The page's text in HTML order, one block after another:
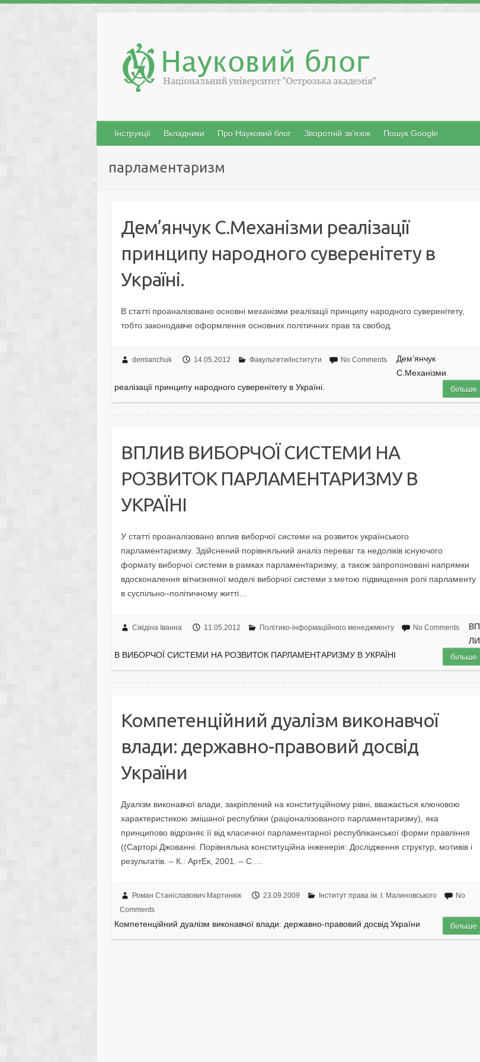
content
Інструкції Вкладники Про Науковий блог Зворотній зв’язок Пошук Google
парламентаризм
Дем’янчук С.Механізми реалізації
принципу народного суверенітету в
Україні.
В статті проаналізовано основні механізми реалізації принципу народного суверенітету,
тобто законодавче оформлення основних політичних прав та свобод.
demianchuk 14.05.2012 Факультети/інститути No Comments
Дем’янчук
С.Механізми
реалізації принципу народного суверенітету в Україні.
більше
ВПЛИВ ВИБОРЧОЇ СИСТЕМИ НА
РОЗВИТОК ПАРЛАМЕНТАРИЗМУ В
УКРАЇНІ
У статті проаналізовано вплив виборчої системи на розвиток українського
парламентаризму. Здійснений порівняльний аналіз переваг та недоліків існуючого
формату виборчої системи в рамках парламентаризму, а також запропоновані напрямки
вдосконалення вітчизняної моделі виборчої системи з метою підвищення ролі парламенту
в суспільно–політичному житті…
Сікідіна Іванна 11.05.2012 Політико-інформаційного менеджменту No Comments
ВП
ЛИ
В ВИБОРЧОЇ СИСТЕМИ НА РОЗВИТОК ПАРЛАМЕНТАРИЗМУ В УКРАЇНІ
більше
Компетенційний дуалізм виконавчої
влади: державно-правовий досвід
України
Дуалізм виконавчої влади, закріплений на конституційному рівні, вважається ключовою
характеристикою змішаної республіки (раціоналізованого парламентаризму), яка
принципово відрізняє її від класичної парламентарної республіканської форми правління
((Сарторі Джованні. Порівняльна конституційна інженерія: Дослідження структур, мотивів і
результатів. – К.: АртЕк, 2001. – С.…
Роман Станіславович Мартинюк 23.09.2009 Інститут права ім. І. Малиновського
No
Comments
Компетенційний дуалізм виконавчої влади: державно-правовий досвід України більше